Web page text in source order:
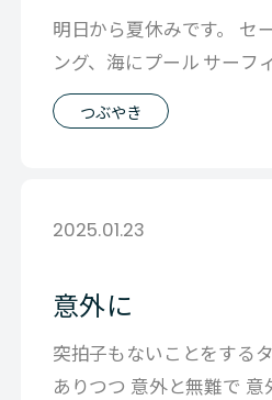
明日から夏休みです。 セ
ング、海にプール サーフ
てと 休みなのに予定がた
つぶやき
2025.01.23
意外に
突拍子もないことをする
ありつつ 意外と無難で